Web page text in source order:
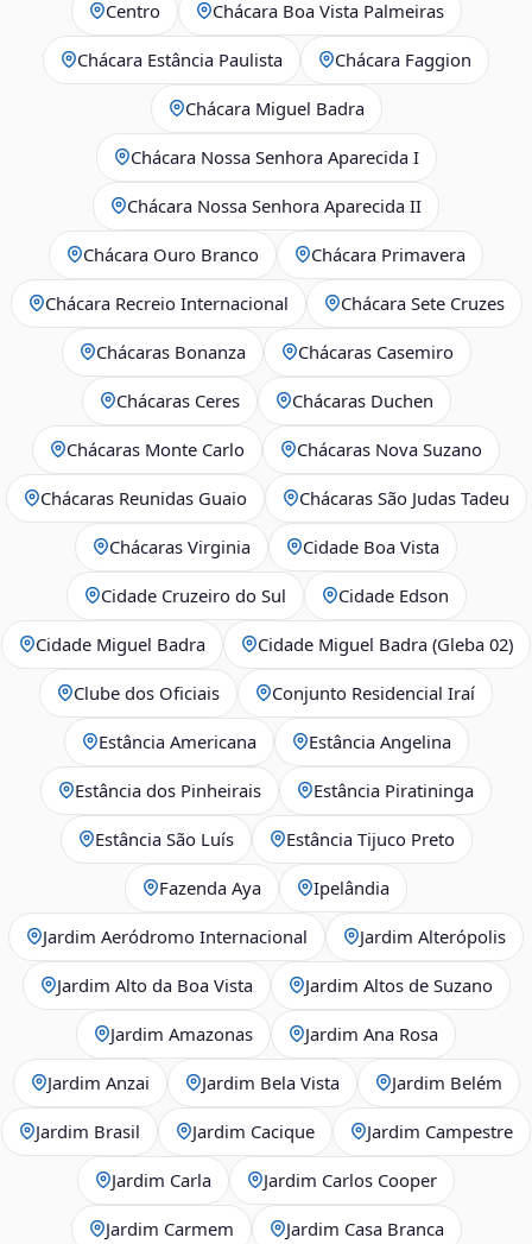
Centro Chácara Boa Vista Palmeiras
Chácara Estância Paulista Chácara Faggion
Chácara Miguel Badra
Chácara Nossa Senhora Aparecida I
Chácara Nossa Senhora Aparecida II
Chácara Ouro Branco Chácara Primavera
Chácara Recreio Internacional Chácara Sete Cruzes
Chácaras Bonanza Chácaras Casemiro
Chácaras Ceres Chácaras Duchen
Chácaras Monte Carlo Chácaras Nova Suzano
Chácaras Reunidas Guaio Chácaras São Judas Tadeu
Chácaras Virginia Cidade Boa Vista
Cidade Cruzeiro do Sul Cidade Edson
Cidade Miguel Badra Cidade Miguel Badra (Gleba 02)
Clube dos Oficiais Conjunto Residencial Iraí
Estância Americana Estância Angelina
Estância dos Pinheirais Estância Piratininga
Estância São Luís Estância Tijuco Preto
Fazenda Aya Ipelândia
Jardim Aeródromo Internacional Jardim Alterópolis
Jardim Alto da Boa Vista Jardim Altos de Suzano
Jardim Amazonas Jardim Ana Rosa
Jardim Anzai Jardim Bela Vista Jardim Belém
Jardim Brasil Jardim Cacique Jardim Campestre
Jardim Carla Jardim Carlos Cooper
Jardim Carmem Jardim Casa Branca